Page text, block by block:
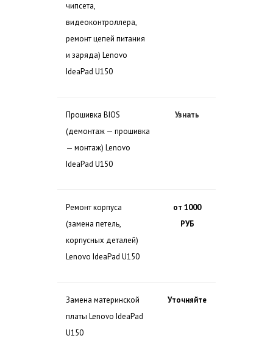
чипсета,
видеоконтроллера,
ремонт цепей питания
и заряда) Lenovo
IdeaPad U150
Прошивка BIOS
(демонтаж — прошивка
— монтаж) Lenovo
IdeaPad U150
Узнать
Ремонт корпуса
(замена петель,
корпусных деталей)
Lenovo IdeaPad U150
от 1000
РУБ
Замена материнской
платы Lenovo IdeaPad
U150
Уточняйте